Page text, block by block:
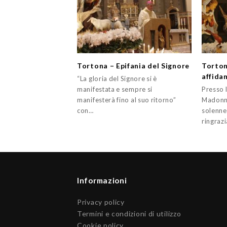
Tortona – Epifania del Signore
“La gloria del Signore si è
manifestata e sempre si
manifesterà fino al suo ritorno”
con…
Presso
Informazioni
Privacy policy
Termini e condizioni di utilizzo